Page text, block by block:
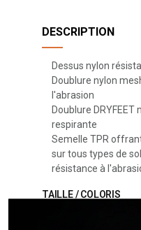
DESCRIPTION
Dessus nylon
Doublure nylon
l'abrasion
Doublure
respirante
Semelle TPR
sur tous types de
résistance à
TAILLE / COLORIS